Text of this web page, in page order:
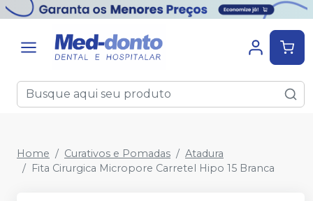
Home Curativos e Pomadas
Atadura
Fita Cirurgica Micropore Carretel Hipo 15 Branca